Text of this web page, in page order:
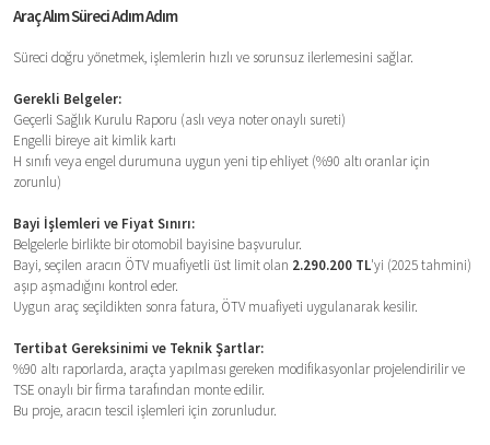
Araç Alım Süreci Adım Adım
Süreci doğru yönetmek, işlemlerin hızlı ve sorunsuz ilerlemesini sağlar.
Gerekli Belgeler:
Geçerli Sağlık Kurulu Raporu (aslı veya noter onaylı sureti)
Engelli bireye ait kimlik kartı
H sınıfı veya engel durumuna uygun yeni tip ehliyet (%90 altı oranlar için
zorunlu)
Bayi İşlemleri ve Fiyat Sınırı:
Belgelerle birlikte bir otomobil bayisine başvurulur.
Bayi, seçilen aracın ÖTV muafiyetli üst limit olan 2.290.200 TL'yi (2025 tahmini)
aşıp aşmadığını kontrol eder.
Uygun araç seçildikten sonra fatura, ÖTV muafiyeti uygulanarak kesilir.
Tertibat Gereksinimi ve Teknik Şartlar:
%90 altı raporlarda, araçta yapılması gereken modifikasyonlar projelendirilir ve
TSE onaylı bir firma tarafından monte edilir.
Bu proje, aracın tescil işlemleri için zorunludur.